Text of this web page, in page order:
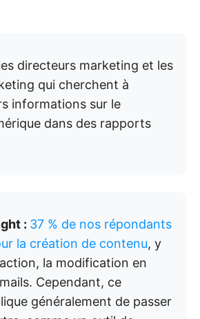
directeurs marketing et les
qui cherchent à
informations sur le
dans des rapports
: 37 % de nos répondants
la création de contenu, y
la modification en
Cependant, ce
généralement de passer